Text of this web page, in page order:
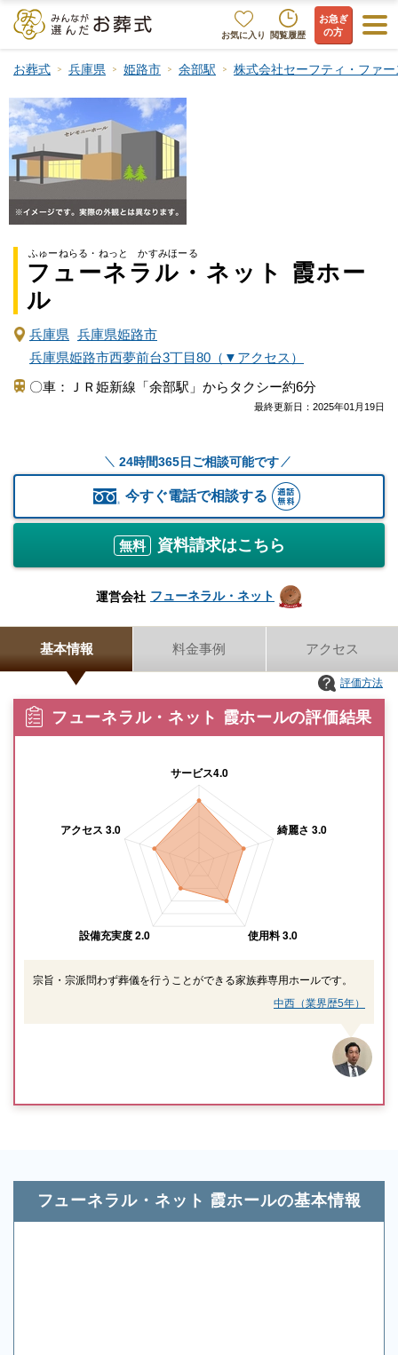
お気に入り 閲覧履歴
お急ぎ
の方
お葬式 兵庫県 姫路市 余部駅 株式会社セーフティ・ファー
ふゅーねらる・ねっと かすみほーる
フューネラル・ネット 霞ホー
ル
兵庫県 兵庫県姫路市
兵庫県姫路市西夢前台3丁目80（▼アクセス）
〇車：ＪＲ姫新線「余部駅」からタクシー約6分
最終更新日： 2025年01月19日
24時間365日ご相談可能です
今すぐ電話で相談する
無料 資料請求はこちら
運営会社 フューネラル・ネット
基本情報 料金事例 アクセス
フューネラル・ネット 霞ホールの評価結果
評価方法
宗旨・宗派問わず葬儀を行うことができる家族葬専用ホールです。
中西（業界歴5年）
フューネラル・ネット 霞ホールの基本情報